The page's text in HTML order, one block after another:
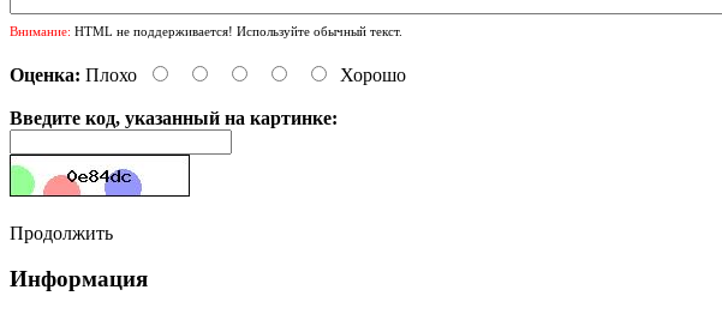
Внимание: HTML не поддерживается! Используйте обычный текст.
Оценка: Плохо Хорошо
Введите код, указанный на картинке:
Продолжить
Информация